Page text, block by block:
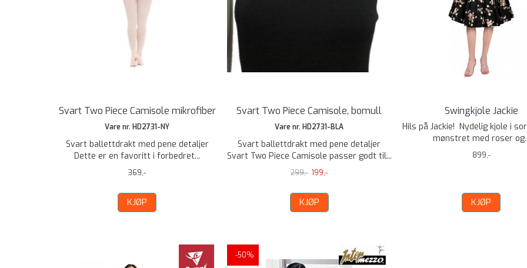
Svart Two Piece Camisole mikrofiber
Vare nr. HD2731-NY
Svart ballettdrakt med pene detaljer
Dette er en favoritt i forbedret...
369,-
KJØP
Svart Two Piece Camisole, bomull
Vare nr. HD2731-BLA
Svart ballettdrakt med pene detaljer
Svart Two Piece Camisole passer godt til...
299,- 199,-
KJØP
Swingkjole Jackie
Hils på Jackie! Nydelig kjole i
mønstret med roser
899,-
KJØP
-50%